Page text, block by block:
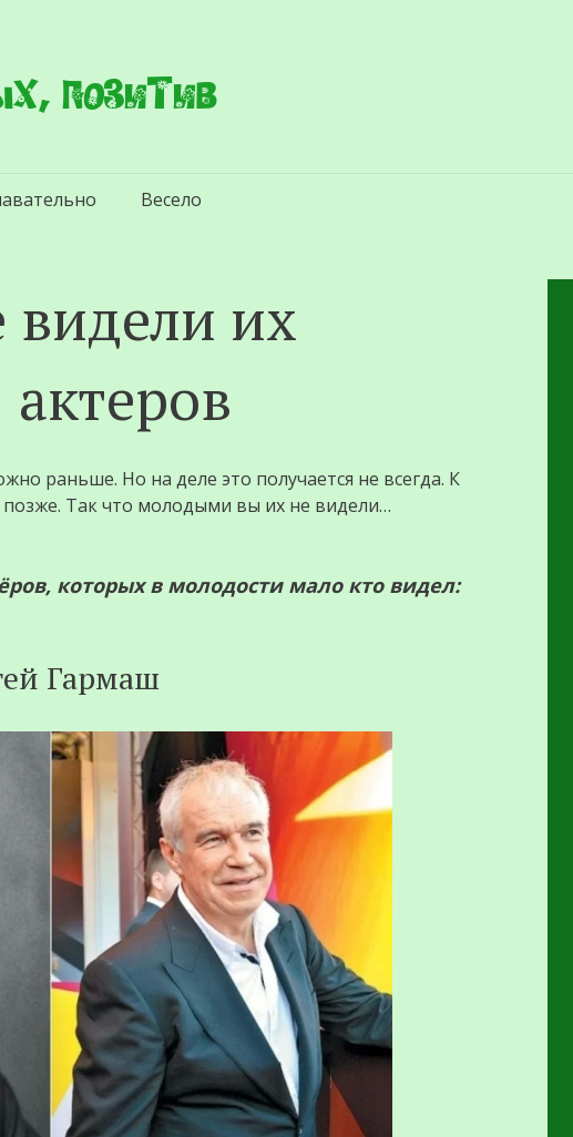
позитив
Весело
их
раньше. Но на деле это получается не всегда. К
Так что молодыми вы их не видели…
которых в молодости мало кто видел:
Гармаш